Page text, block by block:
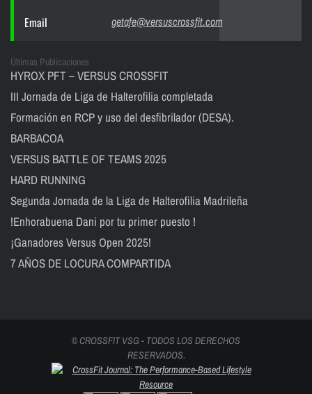
Email getafe@versuscrossfit.com
Últimas Publicaciones
HYROX PFT – VERSUS CROSSFIT
III Jornada de Liga de Halterofilia completada
Formación en RCP y uso del desfibrilador (DESA).
BARBACOA
VERSUS BATTLE OF TEAMS 2025
HARD RUNNING
Segunda Jornada de la Liga de Halterofilia Madrileña
!Enhorabuena Dani por tu primer puesto !
¡Ganadores Versus Open 2025!
7 AÑOS DE LOCURA COMPARTIDA
© CROSSFIT VSG - TODOS LOS DERECHOS
RESERVADOS.